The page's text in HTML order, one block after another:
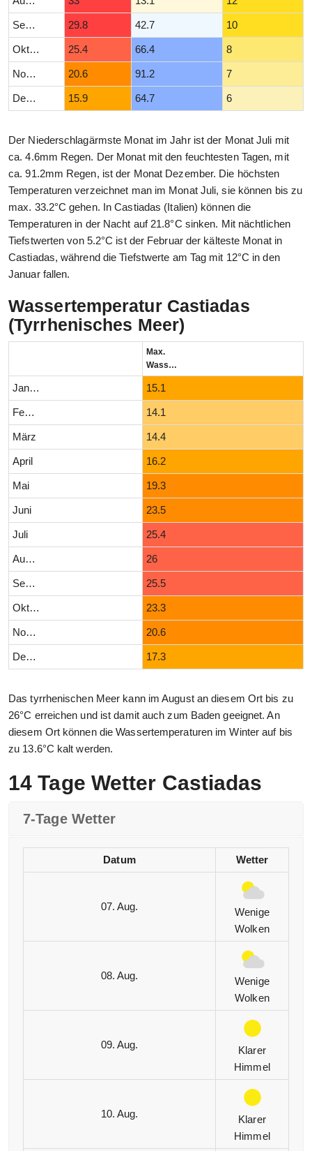
September 29.8 42.7 10
Oktober 25.4 66.4 8
November 20.6 91.2 7
Dezember 15.9 64.7 6
Der Niederschlagärmste Monat im Jahr ist der Monat Juli mit
ca. 4.6mm Regen. Der Monat mit den feuchtesten Tagen, mit
ca. 91.2mm Regen, ist der Monat Dezember. Die höchsten
Temperaturen verzeichnet man im Monat Juli, sie können bis zu
max. 33.2°C gehen. In Castiadas (Italien) können die
Temperaturen in der Nacht auf 21.8°C sinken. Mit nächtlichen
Tiefstwerten von 5.2°C ist der Februar der kälteste Monat in
Castiadas, während die Tiefstwerte am Tag mit 12°C in den
Januar fallen.
Wassertemperatur Castiadas
(Tyrrhenisches Meer)
Max.
Wassertemperatur (°C)
Januar 15.1
Februar 14.1
März 14.4
April 16.2
Mai 19.3
Juni 23.5
Juli 25.4
August 26
September 25.5
Oktober 23.3
November 20.6
Dezember 17.3
Das tyrrhenischen Meer kann im August an diesem Ort bis zu
26°C erreichen und ist damit auch zum Baden geeignet. An
diesem Ort können die Wassertemperaturen im Winter auf bis
zu 13.6°C kalt werden.
14 Tage Wetter Castiadas
7-Tage Wetter
Datum Wetter
07. Aug.
Wenige
Wolken
08. Aug.
Wenige
Wolken
09. Aug.
Klarer
Himmel
10. Aug.
Klarer
Himmel